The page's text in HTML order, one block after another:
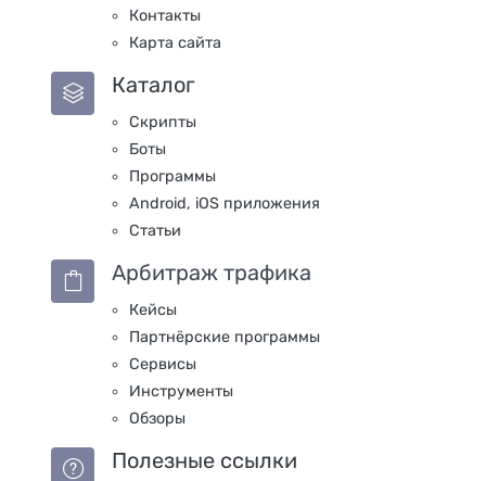
Контакты
Карта сайта
Каталог
Скрипты
Боты
Программы
Android, iOS приложения
Статьи
Арбитраж трафика
Кейсы
Партнёрские программы
Сервисы
Инструменты
Обзоры
Полезные ссылки